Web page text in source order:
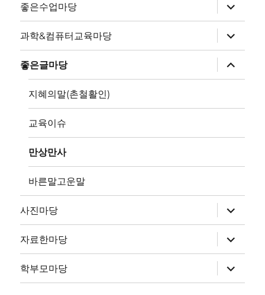
좋은수업마당
위
메
뉴
확
장
과학&컴퓨터교육마당
위
메
뉴
확
장
좋은글마당
위
메
장
지혜의말(촌철활인)
교육이슈
만상만사
바른말고운말
사진마당
위
메
뉴
확
장
자료한마당
위
메
뉴
확
장
학부모마당
위
메